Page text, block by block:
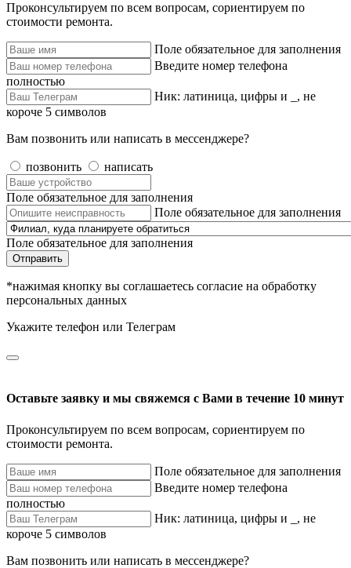
Проконсультируем по всем вопросам, сориентируем по
стоимости ремонта.
Поле обязательное для заполнения
Введите номер телефона
полностью
Ник: латиница, цифры и _, не
короче 5 символов
Вам позвонить или написать в мессенджере?
позвонить написать
Поле обязательное для заполнения
Поле обязательное для заполнения
Поле обязательное для заполнения
Отправить
*нажимая кнопку вы соглашаетесь согласие на обработку
персональных данных
Укажите телефон или Телеграм
Оставьте заявку и мы свяжемся с Вами в течение 10 минут
Проконсультируем по всем вопросам, сориентируем по
стоимости ремонта.
Поле обязательное для заполнения
Введите номер телефона
полностью
Ник: латиница, цифры и _, не
короче 5 символов
Вам позвонить или написать в мессенджере?